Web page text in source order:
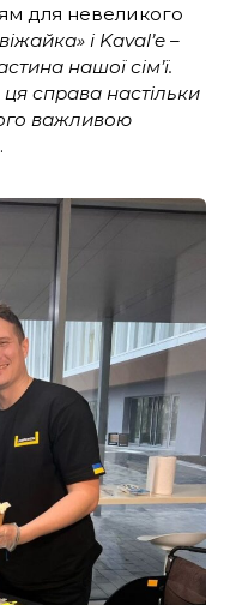
для невеликого
і Kaval’e –
нашої сім’ї.
справа настільки
важливою